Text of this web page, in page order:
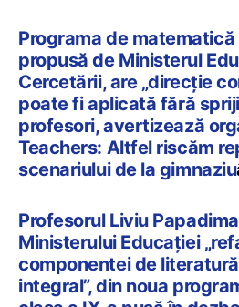
Programa de
propusă de Ministerul
Cercetării, are „direcție
poate fi aplicată fără
profesori, avertizează
Teachers: Altfel riscăm
scenariului de la gimnaziu
Profesorul Liviu
Ministerului Educației
componentei de
integral”, din noua